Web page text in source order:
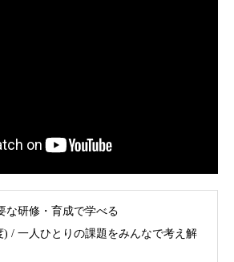
な研修・育成で学べる
) / 一人ひとりの課題をみんなで考え解